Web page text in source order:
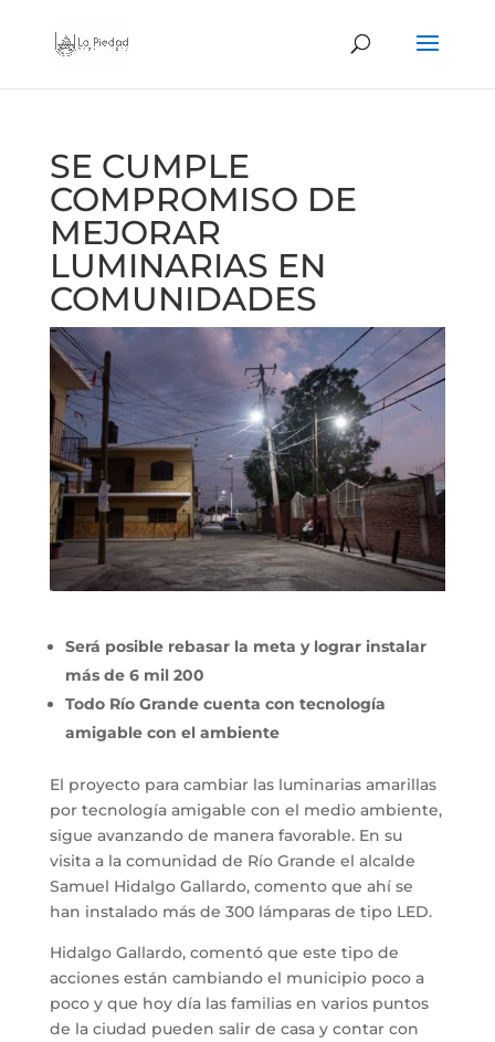
SE CUMPLE
COMPROMISO DE
MEJORAR
LUMINARIAS EN
COMUNIDADES
Será posible rebasar la meta y lograr instalar
más de 6 mil 200
Todo Río Grande cuenta con tecnología
amigable con el ambiente
El proyecto para cambiar las luminarias amarillas
por tecnología amigable con el medio ambiente,
sigue avanzando de manera favorable. En su
visita a la comunidad de Río Grande el alcalde
Samuel Hidalgo Gallardo, comento que ahí se
han instalado más de 300 lámparas de tipo LED.
Hidalgo Gallardo, comentó que este tipo de
acciones están cambiando el municipio poco a
poco y que hoy día las familias en varios puntos
de la ciudad pueden salir de casa y contar con